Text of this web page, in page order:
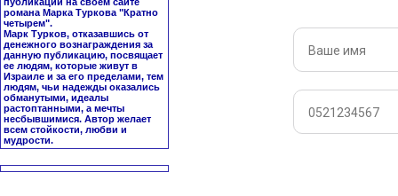
романа Марка Туркова "Кратно
четырем".
Марк Турков, отказавшись от
денежного вознаграждения за
данную публикацию, посвящает
ее людям, которые живут в
Израиле и за его пределами, тем
людям, чьи надежды оказались
обманутыми, идеалы
растоптанными, а мечты
несбывшимися. Автор желает
всем стойкости, любви и
мудрости.